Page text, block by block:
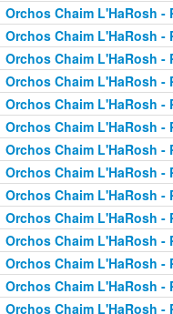
Orchos Chaim L'HaRosh -
Orchos Chaim L'HaRosh -
Orchos Chaim L'HaRosh -
Orchos Chaim L'HaRosh -
Orchos Chaim L'HaRosh -
Orchos Chaim L'HaRosh -
Orchos Chaim L'HaRosh -
Orchos Chaim L'HaRosh -
Orchos Chaim L'HaRosh -
Orchos Chaim L'HaRosh -
Orchos Chaim L'HaRosh -
Orchos Chaim L'HaRosh -
Orchos Chaim L'HaRosh -
Orchos Chaim L'HaRosh -